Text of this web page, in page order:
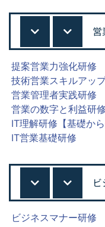
営
提案営業力強化研修
技術営業スキルアッ
営業管理者実践研修
営業の数字と利益研修
IT理解研修【基礎か
IT営業基礎研修
ビジネスマナー研修